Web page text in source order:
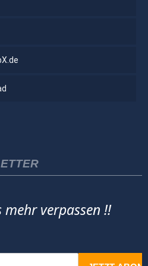
verpassen !!